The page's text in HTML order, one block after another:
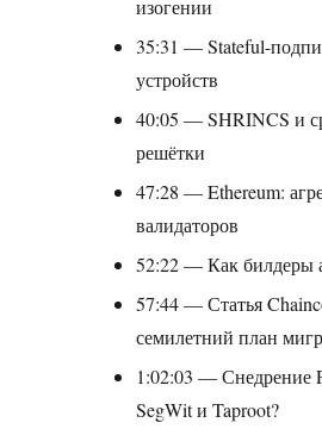
изогении
35:31 — Stateful-
устройств
40:05 — SHRINCS и
решётки
47:28 — Ethereum:
валидаторов
52:22 — Как билдеры
57:44 — Статья
семилетний план
1:02:03 — Снедрение
SegWit и Taproot?